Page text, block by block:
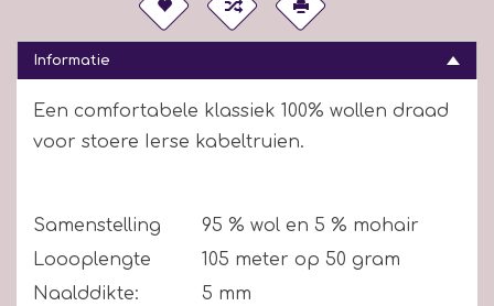
Informatie
Een comfortabele klassiek 100% wollen draad
voor stoere Ierse kabeltruien.
Samenstelling
95 % wol en 5 % mohair
Loooplengte
105 meter op 50 gram
Naalddikte:
5 mm